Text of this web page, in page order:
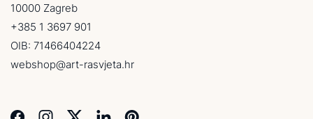
10000 Zagreb
+385 1 3697 901
OIB: 71466404224
webshop@art-rasvjeta.hr